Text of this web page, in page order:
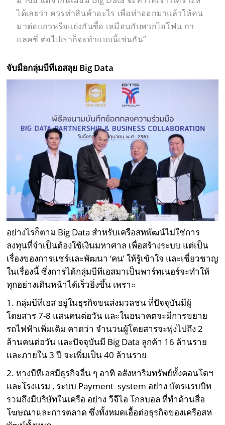
ได้เลยว่า ควรทำสินค้าอะไร เพื่อทำออกมาแล้วให้คน
มาต่อแถวหรือแย่งกันซื้อ เหมือนกับพวกไอโฟน กา
แลคซี่ ต่อไปเราก็จะทำแบบนี้เช่นกัน”
จับมือกลุ่มบีทีเอสลุย Big Data
อย่างไรก็ตาม Big Data สำหรับเครือสหพัฒน์ไม่ใช่การ
ลงทุนที่จำเป็นต้องใช้เงินมหาศาล เพื่อสร้างระบบ แต่เป็น
เรื่องของการแชร์และพัฒนา ‘คน’ ให้รู้เข้าใจ และเชี่ยวชาญ
ในเรื่องนี้ ซึ่งการได้กลุ่มบีทีเอสมาเป็นพาร์ทเนอร์จะทำให้
ทุกอย่างเดินหน้าได้เร็วยิ่งขึ้น เพราะ
1. กลุ่มบีทีเอส อยู่ในธุรกิจขนส่งมวลชน ที่ปัจจุบันมีผู้
โดยสาร 7-8 แสนคนต่อวัน และในอนาคตจะมีการขยาย
รถไฟฟ้าเพิ่มเติม คาดว่า จำนวนผู้โดยสารจะพุ่งไปถึง 2
ล้านคนต่อวัน และปัจจุบันมี Big Data ลูกค้า 16 ล้านราย
และภายใน 3 ปี จะเพิ่มเป็น 40 ล้านราย
2. ทางบีทีเอสมีธุรกิจอื่น ๆ อาทิ อสังหาริมทรัพย์ทั้งคอนโดฯ
และโรงแรม , ระบบ Payment system อย่าง บัตรแรบบิท
รวมถึงมีบริษัทในเครือ อย่าง วีจีไอ โกลบอล ที่ทำด้านสื่อ
โฆษณาและการตลาด ซึ่งทั้งหมดเอื้อต่อธุรกิจของเครือสห